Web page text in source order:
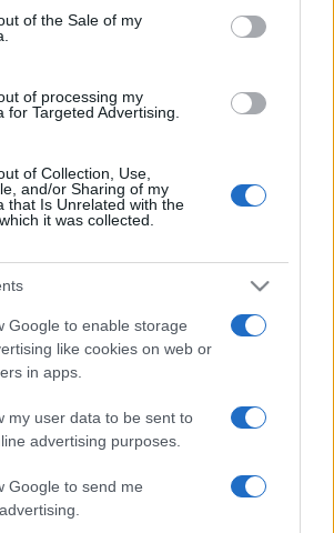
of the Sale of my
of processing my
for Targeted Advertising.
of Collection, Use,
and/or Sharing of my
that Is Unrelated with the
it was collected.
Google to enable storage
like cookies on web or
in apps.
my user data to be sent to
advertising purposes.
Google to send me
az előadás folyamatába,
testi és szellemi, művészi és
kötött. Regisztrálni az
címen vagy a 94/360-113
és Innovációs Minisztérium és a
az Unióban programsorozat keretében